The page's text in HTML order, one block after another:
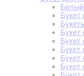
Белый
Букет
Букет
Букет
Букет
Букет
Букет